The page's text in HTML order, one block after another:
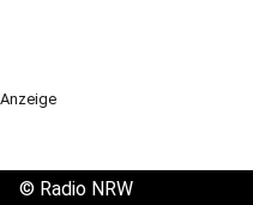
Anzeige
© Radio NRW